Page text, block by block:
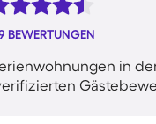
BEWERTUNGEN
in